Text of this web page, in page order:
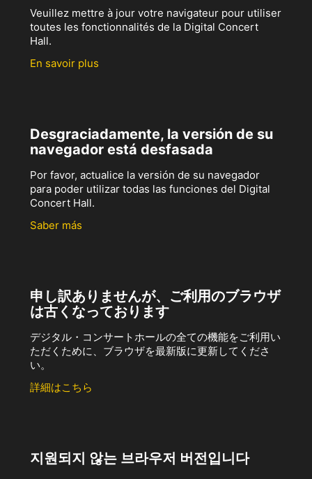
Veuillez mettre à jour votre navigateur pour utiliser
toutes les fonctionnalités de la Digital Concert
Hall.
En savoir plus
Desgraciadamente, la versión de su
navegador está desfasada
Por favor, actualice la versión de su navegador
para poder utilizar todas las funciones del Digital
Concert Hall.
Saber más
申し訳ありませんが、ご利用のブラウザ
は古くなっております
デジタル・コンサートホールの全ての機能をご利用い
ただくために、ブラウザを最新版に更新してくださ
い。
詳細はこちら
지원되지 않는 브라우저 버전입니다